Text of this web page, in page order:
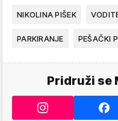
NIKOLINA PIŠEK
PARKIRANJE PEŠAČKI
Pridruži se